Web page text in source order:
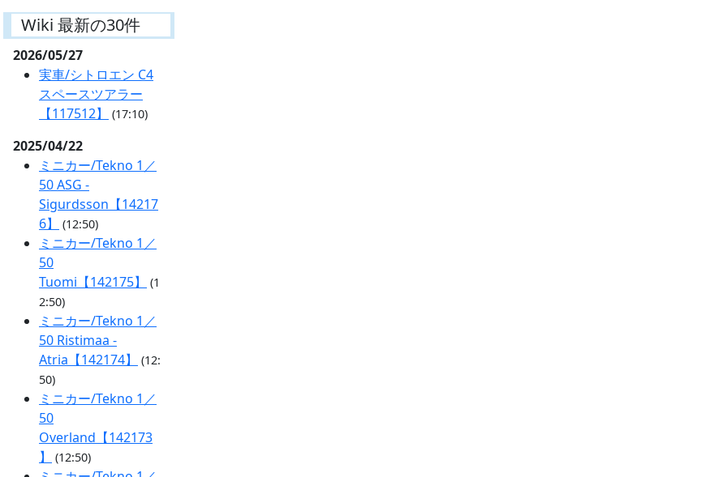
Wiki 最新の30件
2026/05/27
実車/シトロエン C4
スペースツアラー
【117512】
(17:10)
2025/04/22
ミニカー/Tekno 1／
50 ASG -
Sigurdsson【14217
6】
(12:50)
ミニカー/Tekno 1／
50
Tuomi【142175】
(1
2:50)
ミニカー/Tekno 1／
50 Ristimaa -
Atria【142174】
(12:
50)
ミニカー/Tekno 1／
50
Overland【142173
】
(12:50)